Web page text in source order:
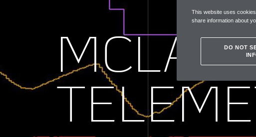
This website uses
share information about
DO NOT